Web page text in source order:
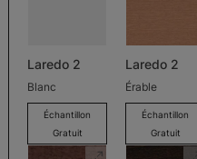
Laredo 2
Blanc
Échantillon
Gratuit
Laredo 2
Érable
Échantillon
Gratuit